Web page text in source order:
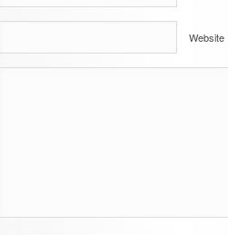
Website